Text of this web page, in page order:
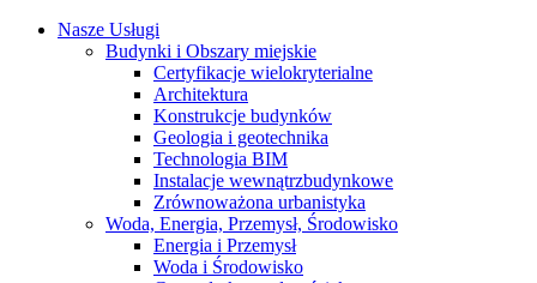
Nasze Usługi
Budynki i Obszary miejskie
Certyfikacje wielokryterialne
Architektura
Konstrukcje budynków
Geologia i geotechnika
Technologia BIM
Instalacje wewnątrzbudynkowe
Zrównoważona urbanistyka
Woda, Energia, Przemysł, Środowisko
Energia i Przemysł
Woda i Środowisko